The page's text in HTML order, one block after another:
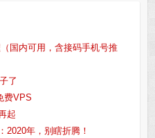
国内可用，含接码手机号推
了
费VPS
起
2020年，别瞎折腾！